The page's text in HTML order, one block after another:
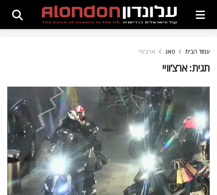
עמוד הבית טאג ארצ'וויי
תגית:ארצ’וויי